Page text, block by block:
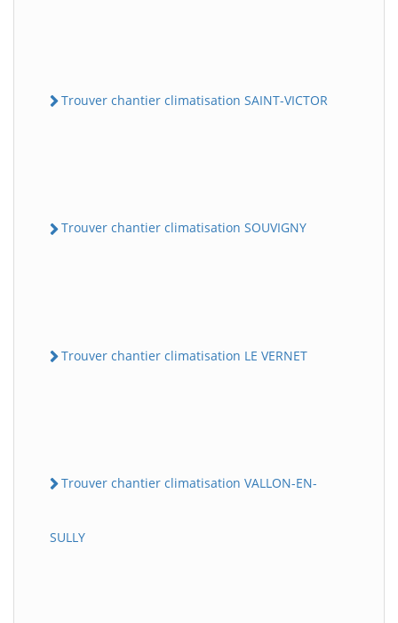
Trouver chantier climatisation SAINT-VICTOR
Trouver chantier climatisation SOUVIGNY
Trouver chantier climatisation LE VERNET
Trouver chantier climatisation VALLON-EN-
SULLY